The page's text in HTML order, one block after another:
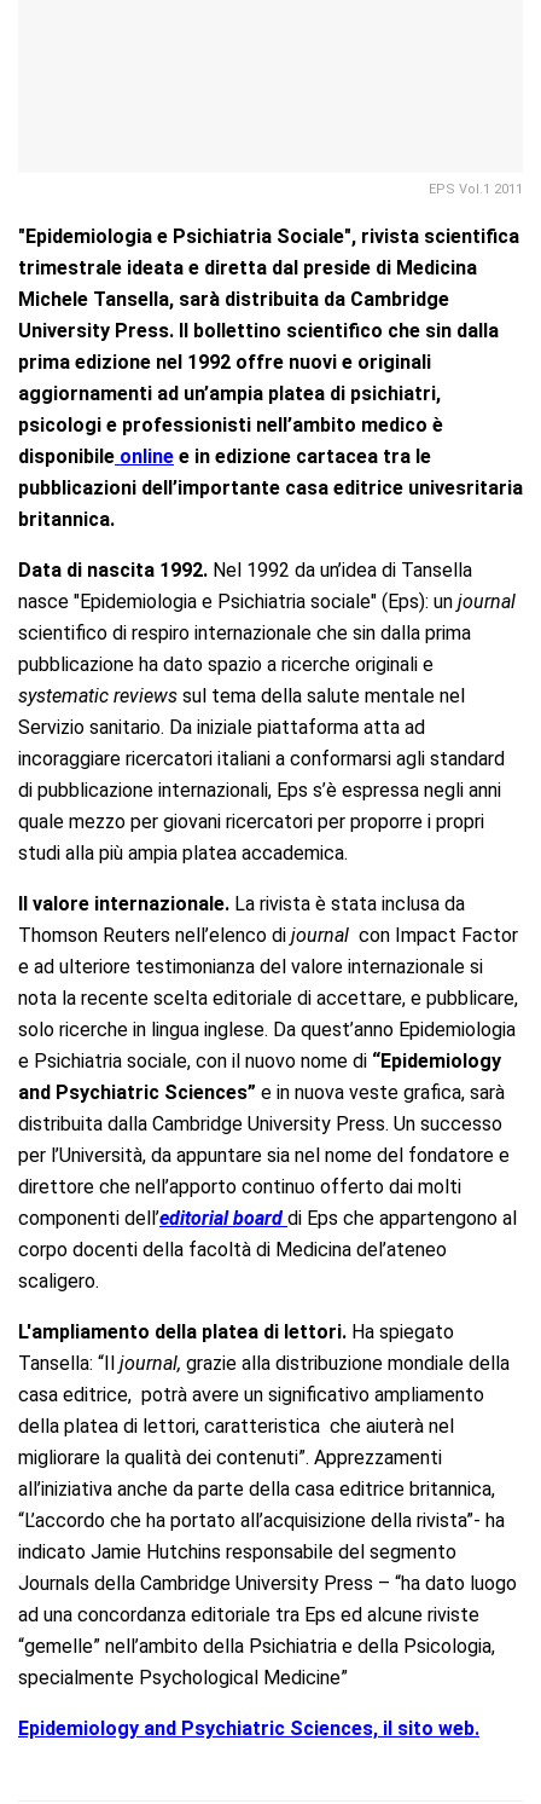
EPS Vol.1 2011
"Epidemiologia e Psichiatria Sociale", rivista scientifica
trimestrale ideata e diretta dal preside di Medicina
Michele Tansella, sarà distribuita da Cambridge
University Press. Il bollettino scientifico che sin dalla
prima edizione nel 1992 offre nuovi e originali
aggiornamenti ad un’ampia platea di psichiatri,
psicologi e professionisti nell’ambito medico è
disponibile online e in edizione cartacea tra le
pubblicazioni dell’importante casa editrice univesritaria
britannica.
Data di nascita 1992. Nel 1992 da un’idea di Tansella
nasce "Epidemiologia e Psichiatria sociale" (Eps): un journal
scientifico di respiro internazionale che sin dalla prima
pubblicazione ha dato spazio a ricerche originali e
systematic reviews sul tema della salute mentale nel
Servizio sanitario. Da iniziale piattaforma atta ad
incoraggiare ricercatori italiani a conformarsi agli standard
di pubblicazione internazionali, Eps s’è espressa negli anni
quale mezzo per giovani ricercatori per proporre i propri
studi alla più ampia platea accademica.
Il valore internazionale. La rivista è stata inclusa da
Thomson Reuters nell’elenco di journal con Impact Factor
e ad ulteriore testimonianza del valore internazionale si
nota la recente scelta editoriale di accettare, e pubblicare,
solo ricerche in lingua inglese. Da quest’anno Epidemiologia
e Psichiatria sociale, con il nuovo nome di “Epidemiology
and Psychiatric Sciences” e in nuova veste grafica, sarà
distribuita dalla Cambridge University Press. Un successo
per l’Università, da appuntare sia nel nome del fondatore e
direttore che nell’apporto continuo offerto dai molti
componenti dell’editorial board di Eps che appartengono al
corpo docenti della facoltà di Medicina del’ateneo
scaligero.
L'ampliamento della platea di lettori. Ha spiegato
Tansella: “Il journal, grazie alla distribuzione mondiale della
casa editrice, potrà avere un significativo ampliamento
della platea di lettori, caratteristica che aiuterà nel
migliorare la qualità dei contenuti”. Apprezzamenti
all’iniziativa anche da parte della casa editrice britannica,
“L’accordo che ha portato all’acquisizione della rivista”- ha
indicato Jamie Hutchins responsabile del segmento
Journals della Cambridge University Press – “ha dato luogo
ad una concordanza editoriale tra Eps ed alcune riviste
“gemelle” nell’ambito della Psichiatria e della Psicologia,
specialmente Psychological Medicine”
Epidemiology and Psychiatric Sciences, il sito web.